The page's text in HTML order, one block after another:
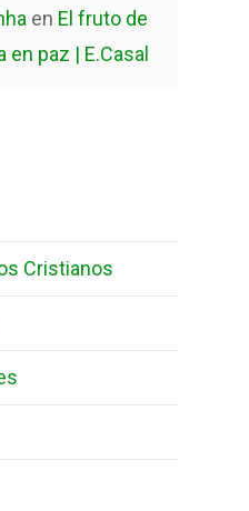
en El fruto de
paz | E.Casal
Cristianos